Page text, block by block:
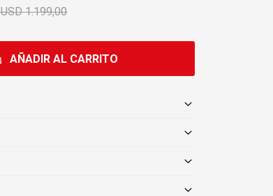
USD 1.199,00
AÑADIR AL CARRITO